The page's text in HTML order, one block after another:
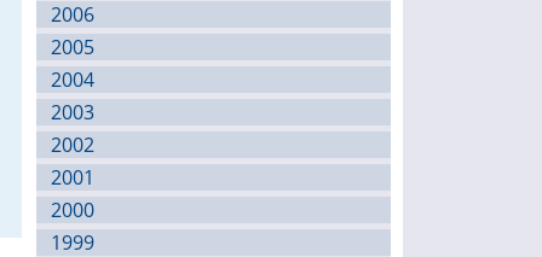
2006
2005
2004
2003
2002
2001
2000
1999